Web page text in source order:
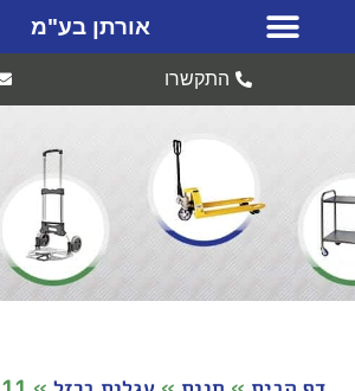
אורתן בע"מ
התקשרו